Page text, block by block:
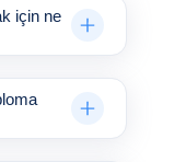
için ne